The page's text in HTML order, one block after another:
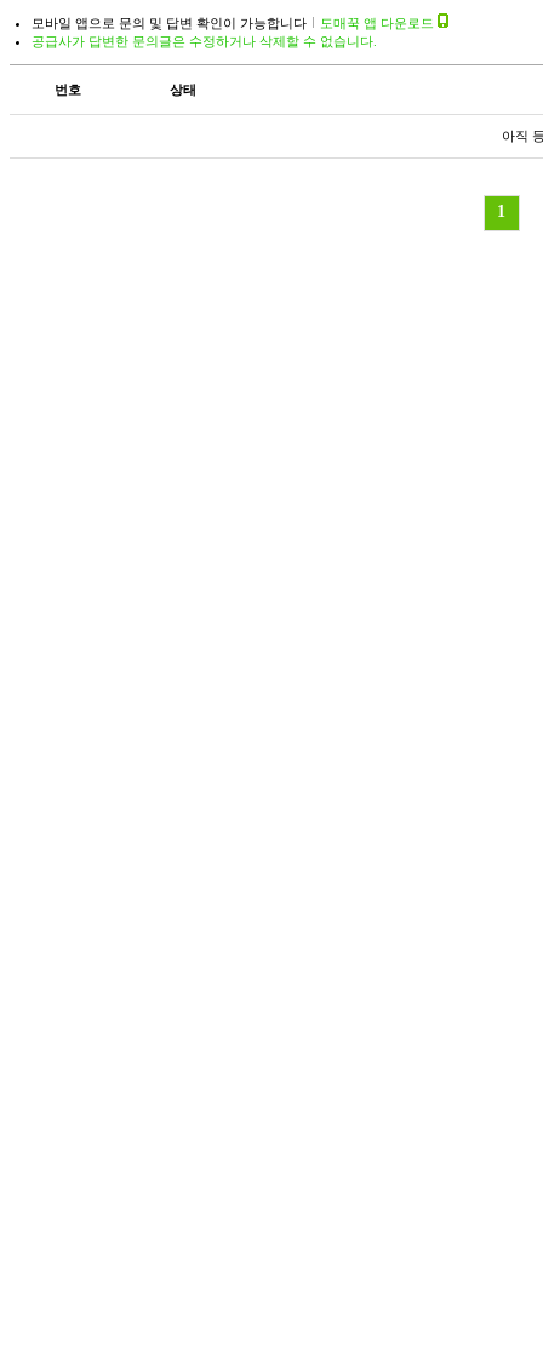
모바일 앱으로 문의 및 답변 확인이 가능합니다
도매꾹 앱 다운로드
공급사가 답변한 문의글은 수정하거나 삭제할 수 없습니다.
번호 상태
아직
1